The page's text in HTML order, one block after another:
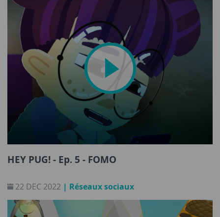
HEY PUG! - Ep. 5 - FOMO
22 DEC 2022 | Réseaux sociaux